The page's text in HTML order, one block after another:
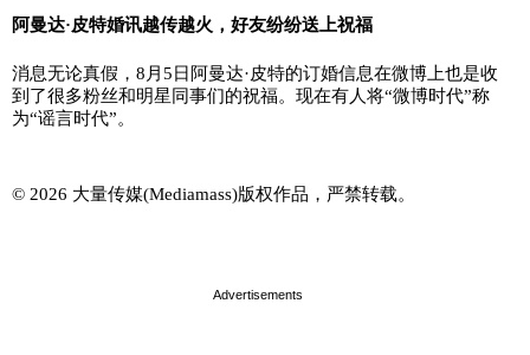
阿曼达·皮特婚讯越传越火，好友纷纷送上祝福
消息无论真假，8月5日阿曼达·皮特的订婚信息在微博上也是收
到了很多粉丝和明星同事们的祝福。现在有人将“微博时代”称
为“谣言时代”。
© 2026 大量传媒(Mediamass)版权作品，严禁转载。